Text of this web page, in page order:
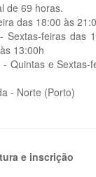
de 69 horas.
das 18:00 às
feiras das
13:00h
Quintas e Sextas-
- Norte (Porto)
e inscrição